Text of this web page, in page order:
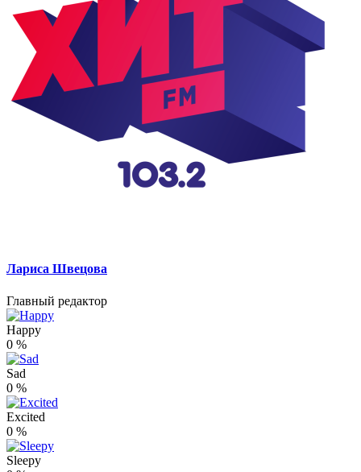
Лариса Швецова
Главный редактор
Happy
0 %
Sad
0 %
Excited
0 %
Sleepy